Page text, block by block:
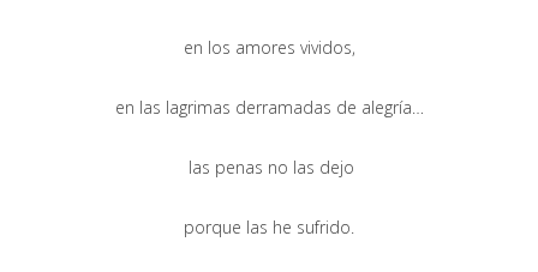
en los amores vividos,
en las lagrimas derramadas de alegría…
las penas no las dejo
porque las he sufrido.